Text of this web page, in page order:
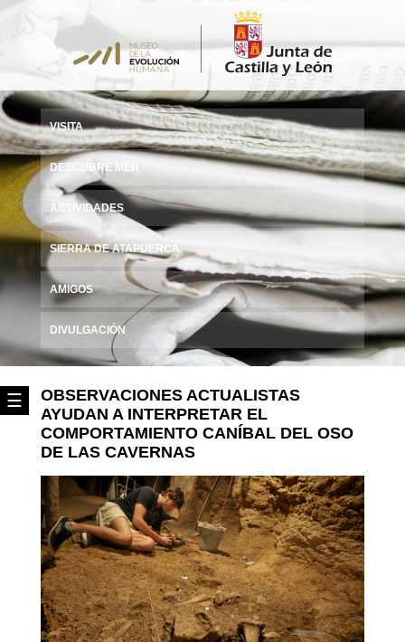
☰
VISITA
DESCUBRE MEH
ACTIVIDADES
SIERRA DE ATAPUERCA
AMIGOS
DIVULGACIÓN
OBSERVACIONES ACTUALISTAS
AYUDAN A INTERPRETAR EL
COMPORTAMIENTO CANÍBAL DEL OSO
DE LAS CAVERNAS